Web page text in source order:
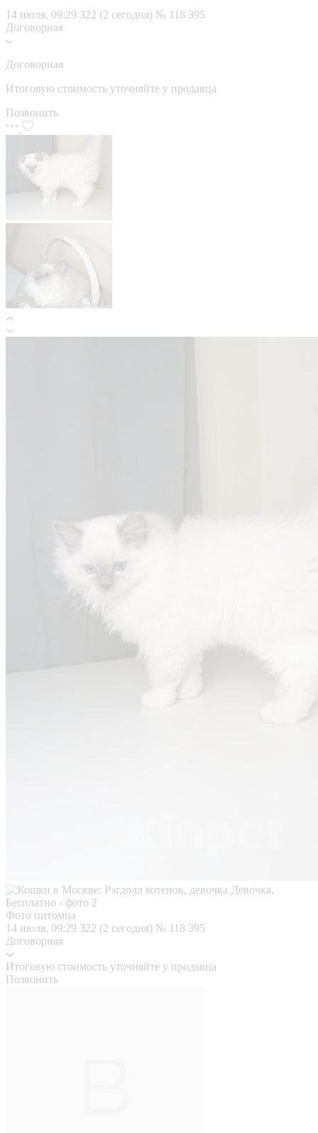
14 июля, 09:29 322 (2 сегодня) № 118 395
Договорная
Договорная
Итоговую стоимость уточняйте у продавца
Позвонить
Фото питомца
14 июля, 09:29 322 (2 сегодня) № 118 395
Договорная
Итоговую стоимость уточняйте у продавца
Позвонить